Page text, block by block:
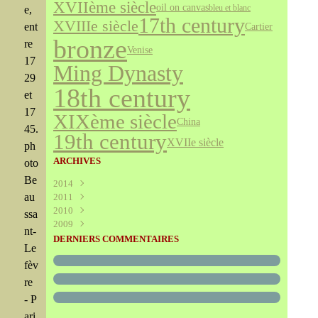
e,
ent
re
17
29
et
17
45.
ph
oto
Be
au
ssa
nt-
Le
fèv
re
- P
XVIIème siècleoil on canvasbleu et blanc
XVIIIe siècle17th centuryCartier
bronzeVenise
Ming Dynasty
18th century
XIXème siècleChina
19th centuryXVIIe siècle
ARCHIVES
2014
Août
2011
Juillet
Juin
Mai(340)
Mars(227)
Janvier(289)
2010
Décembre
Novembre(595)
Septembre(272)
Juillet(325)
Juin(466)
2009
Décembre(208)
Octobre(227)
Août(273)
Juillet(316)
DERNIERS COMMENTAIRES